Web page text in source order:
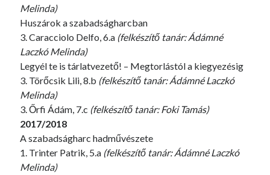
Melinda)
Huszárok a szabadságharcban
3. Caracciolo Delfo, 6.a (felkészítő tanár: Ádámné
Laczkó Melinda)
Legyél te is tárlatvezető! – Megtorlástól a kiegyezésig
3. Törőcsik Lili, 8.b (felkészítő tanár: Ádámné Laczkó
Melinda)
3. Őrfi Ádám, 7.c (felkészítő tanár: Foki Tamás)
2017/2018
A szabadságharc hadművészete
1. Trinter Patrik, 5.a (felkészítő tanár: Ádámné Laczkó
Melinda)